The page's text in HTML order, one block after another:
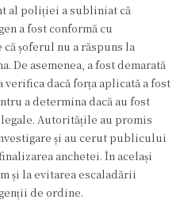
al poliției a subliniat că
a fost conformă cu
șoferul nu a răspuns la
De asemenea, a fost demarată
dacă forța aplicată a fost
a determina dacă au fost
Autoritățile au promis
și au cerut publicului
anchetei. În același
și la evitarea escaladării
de ordine.